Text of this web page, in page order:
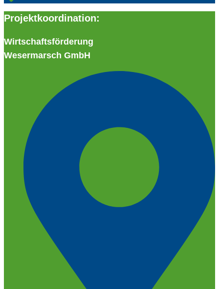
Projektkoordination:
Wirtschaftsförderung
Wesermarsch GmbH